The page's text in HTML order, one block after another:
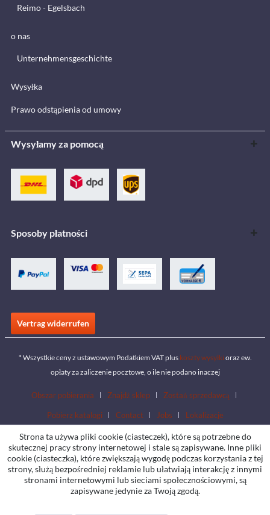
Reimo - Egelsbach
o nas
Unternehmensgeschichte
Wysyłka
Prawo odstąpienia od umowy
Wysyłamy za pomocą
Sposoby płatności
Vertrag widerrufen
* Wszystkie ceny z ustawowym Podatkiem VAT plus koszty wysyłki oraz ew.
opłaty za zaliczenie pocztowe, o ile nie podano inaczej
Obszar pobierania Znajdź sklep Zostań sprzedawcą
Pobierz katalogi Contact Jobs Lokalizacje
Strona ta używa pliki cookie (ciasteczek), które są potrzebne do
skutecznej pracy strony internetowej i stale są zapisywane. Inne pliki
cookie (ciasteczka), które zwiększają wygodę podczas korzystania z tej
strony, służą bezpośredniej reklamie lub ułatwiają interakcję z innymi
stronami internetowymi lub sieciami społecznościowymi, są
zapisywane jedynie za Twoją zgodą.